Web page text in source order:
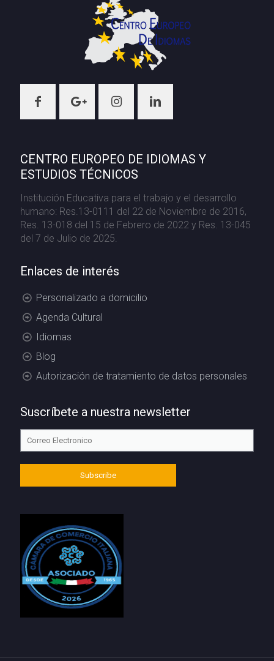
CENTRO EUROPEO DE IDIOMAS Y
ESTUDIOS TÉCNICOS
Institución Educativa para el trabajo y el desarrollo
humano: Res.13-0111 del 22 de Noviembre de 2016,
Res. 13-018 del 15 de Febrero de 2022 y Res. 13-045
del 7 de Julio de 2025.
Enlaces de interés
Personalizado a domicilio
Agenda Cultural
Idiomas
Blog
Autorización de tratamiento de datos personales
Suscríbete a nuestra newsletter